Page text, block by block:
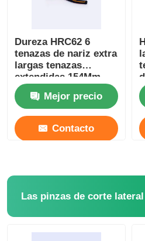
Visita a la fábrica
Control de Calidad
Solicitar una cotización
Dureza HRC62 6
tenazas de nariz extra
largas tenazas
extendidas 154Mm
Mejor precio
Contacto
Las pinzas de corte lateral